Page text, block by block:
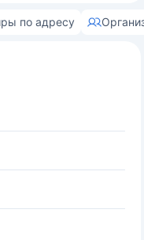
по адресу